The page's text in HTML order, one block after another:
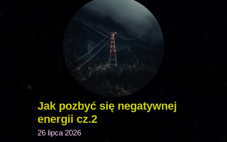
Jak pozbyć się negatywnej
energii cz.2
26 lipca 2026